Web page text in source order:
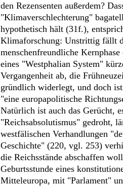
den Rezensenten außerdem?
"Klimaverschlechterung"
hypothetisch hält (31f.),
Klimaforschung: Unstrittig fällt
menschenfreundliche
eines "Westphalian System"
Vergangenheit ab, die
gründlich widerlegt, und doch
"eine europapolitische
Natürlich ist auch das Gerücht,
"Reichsabsolutismus" gedroht,
westfälischen Verhandlungen
Geschichte" (220, vgl. 253)
die Reichsstände abschaffen
Geburtsstunde eines
Mitteleuropa, mit "Parlament"